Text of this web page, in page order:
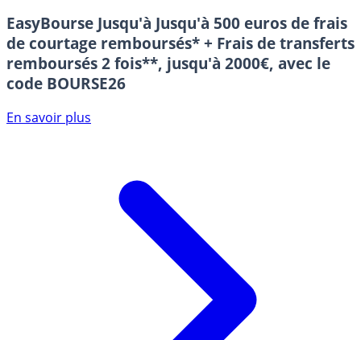
EasyBourse Jusqu'à Jusqu'à 500 euros de frais
de courtage remboursés* + Frais de transferts
remboursés 2 fois**, jusqu'à 2000€, avec le
code BOURSE26
En savoir plus